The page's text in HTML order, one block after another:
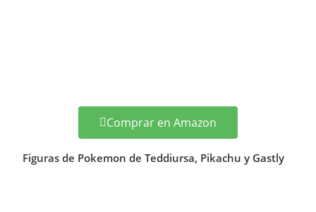
Comprar en Amazon
Figuras de Pokemon de Teddiursa, Pikachu y Gastly